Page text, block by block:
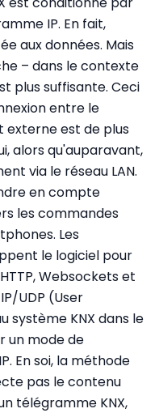
IP. En fait,
aux données. Mais
– dans le contexte
plus suffisante. Ceci
entre le
externe est de plus
alors qu'auparavant,
via le réseau LAN.
en compte
les commandes
Les
le logiciel pour
Websockets et
UDP (User
système KNX dans le
un mode de
En soi, la méthode
pas le contenu
télégramme KNX,